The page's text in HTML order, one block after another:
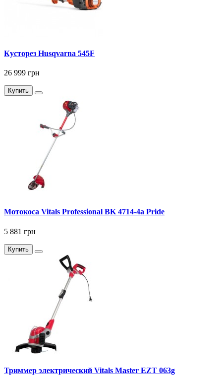
Кусторез Husqvarna 545F
26 999 грн
Купить
Мотокоса Vitals Professional BK 4714-4a Pride
5 881 грн
Купить
Триммер электрический Vitals Master EZT 063g